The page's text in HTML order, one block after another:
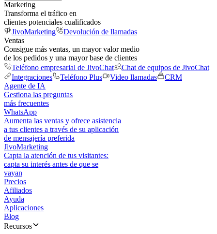
Marketing
Transforma el tráfico en
clientes potenciales cualificados
JivoMarketing
Devolución de llamadas
Ventas
Consigue más ventas, un mayor valor medio
de los pedidos y una mayor base de clientes
Teléfono empresarial de JivoChat
Chat de equipos de JivoChat
Integraciones
Teléfono Plus Video llamadas
CRM
Agente de IA
Gestiona las preguntas
más frecuentes
WhatsApp
Aumenta las ventas y ofrece asistencia
a tus clientes a través de su aplicación
de mensajería preferida
JivoMarketing
Capta la atención de tus visitantes:
capta su interés antes de que se
vayan
Precios
Afiliados
Ayuda
Aplicaciones
Blog
Recursos